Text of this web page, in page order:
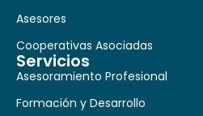
Asesores
Cooperativas Asociadas
Servicios
Asesoramiento Profesional
Formación y Desarrollo